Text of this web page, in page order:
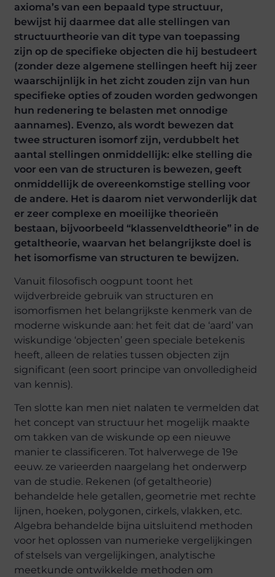
axioma’s van een bepaald type structuur,
bewijst hij daarmee dat alle stellingen van
structuurtheorie van dit type van toepassing
zijn op de specifieke objecten die hij bestudeert
(zonder deze algemene stellingen heeft hij zeer
waarschijnlijk in het zicht zouden zijn van hun
specifieke opties of zouden worden gedwongen
hun redenering te belasten met onnodige
aannames). Evenzo, als wordt bewezen dat
twee structuren isomorf zijn, verdubbelt het
aantal stellingen onmiddellijk: elke stelling die
voor een van de structuren is bewezen, geeft
onmiddellijk de overeenkomstige stelling voor
de andere. Het is daarom niet verwonderlijk dat
er zeer complexe en moeilijke theorieën
bestaan, bijvoorbeeld “klassenveldtheorie” in de
getaltheorie, waarvan het belangrijkste doel is
het isomorfisme van structuren te bewijzen.
Vanuit filosofisch oogpunt toont het
wijdverbreide gebruik van structuren en
isomorfismen het belangrijkste kenmerk van de
moderne wiskunde aan: het feit dat de ‘aard’ van
wiskundige ‘objecten’ geen speciale betekenis
heeft, alleen de relaties tussen objecten zijn
significant (een soort principe van onvolledigheid
van kennis).
Ten slotte kan men niet nalaten te vermelden dat
het concept van structuur het mogelijk maakte
om takken van de wiskunde op een nieuwe
manier te classificeren. Tot halverwege de 19e
eeuw. ze varieerden naargelang het onderwerp
van de studie. Rekenen (of getaltheorie)
behandelde hele getallen, geometrie met rechte
lijnen, hoeken, polygonen, cirkels, vlakken, etc.
Algebra behandelde bijna uitsluitend methoden
voor het oplossen van numerieke vergelijkingen
of stelsels van vergelijkingen, analytische
meetkunde ontwikkelde methoden om